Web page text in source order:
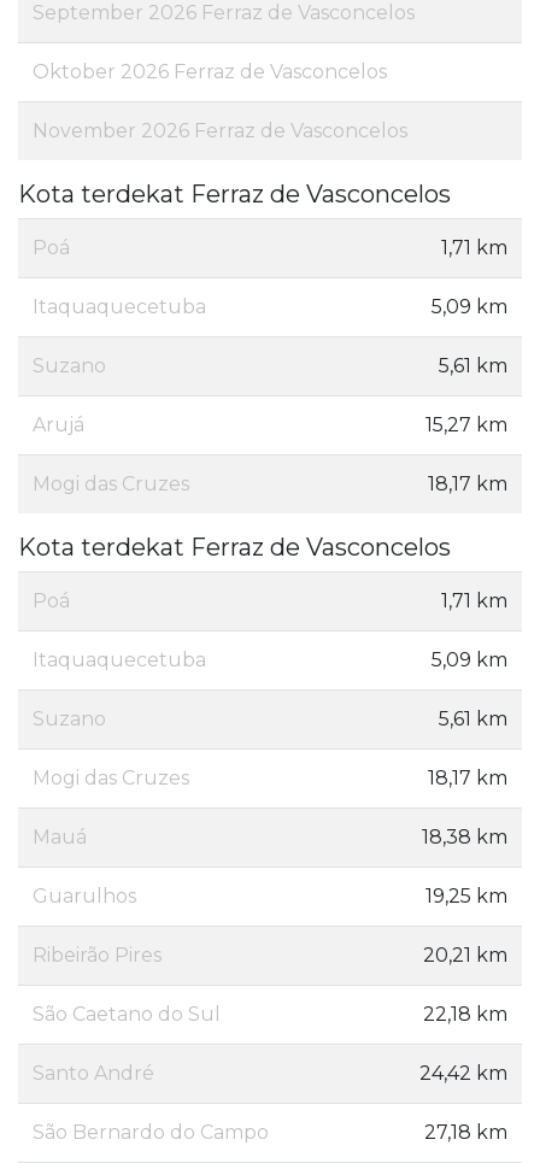
September 2026 Ferraz de Vasconcelos
Oktober 2026 Ferraz de Vasconcelos
November 2026 Ferraz de Vasconcelos
Kota terdekat Ferraz de Vasconcelos
Poá 1,71 km
Itaquaquecetuba 5,09 km
Suzano 5,61 km
Arujá 15,27 km
Mogi das Cruzes 18,17 km
Kota terdekat Ferraz de Vasconcelos
Poá 1,71 km
Itaquaquecetuba 5,09 km
Suzano 5,61 km
Mogi das Cruzes 18,17 km
Mauá 18,38 km
Guarulhos 19,25 km
Ribeirão Pires 20,21 km
São Caetano do Sul 22,18 km
Santo André 24,42 km
São Bernardo do Campo 27,18 km